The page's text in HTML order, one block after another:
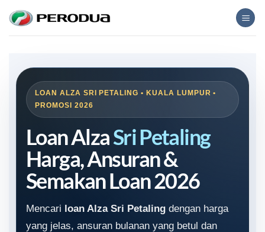
content
LOAN ALZA SRI PETALING • KUALA LUMPUR •
PROMOSI 2026
Loan AlzaSri Petaling
Harga, Ansuran &
Semakan Loan 2026
Mencari loan Alza Sri Petaling dengan harga
yang jelas, ansuran bulanan yang betul dan